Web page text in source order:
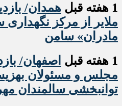
1 هفته قبل
همدان/
ملایر از مرکز نگهداری
مادران» سامن
1 هفته قبل
اصفهان/
مجلس و مسئولان
توانبخشی سالمندان